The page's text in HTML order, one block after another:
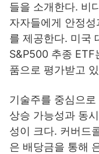
들을 소개한다. 비
자자들에게 안정
를 제공한다. 미국
S&P500 추종 ETF
품으로 평가받고
기술주를 중심으
상승 가능성과 동
성이 크다. 커버드
은 배당금을 통해